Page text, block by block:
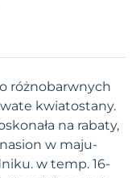
różnobarwnych
kwiatostany.
na rabaty,
w maju-
w temp. 16-